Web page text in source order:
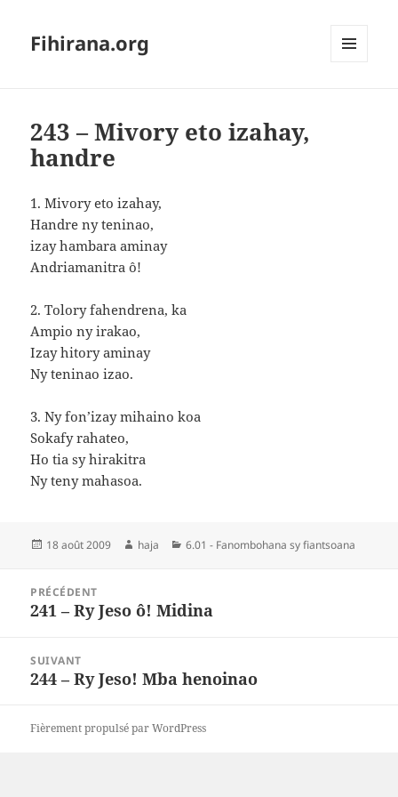
Fihirana.org
243 – Mivory eto izahay,
handre
1. Mivory eto izahay,
Handre ny teninao,
izay hambara aminay
Andriamanitra ô!
2. Tolory fahendrena, ka
Ampio ny irakao,
Izay hitory aminay
Ny teninao izao.
3. Ny fon’izay mihaino koa
Sokafy rahateo,
Ho tia sy hirakitra
Ny teny mahasoa.
Publié
18 août 2009 Auteur
haja Catégories
6.01 - Fanombohana sy fiantsoana
l’article
PRÉCÉDENT
Article
241 – Ry Jeso ô! Midina
SUIVANT
Article
244 – Ry Jeso! Mba henoinao
Fièrement propulsé par WordPress